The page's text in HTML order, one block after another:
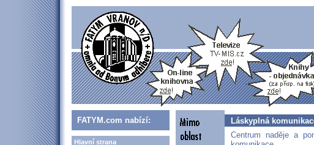
FATYM.com nabízí:
Hlavní strana
Láskyplná
Centrum naděje a